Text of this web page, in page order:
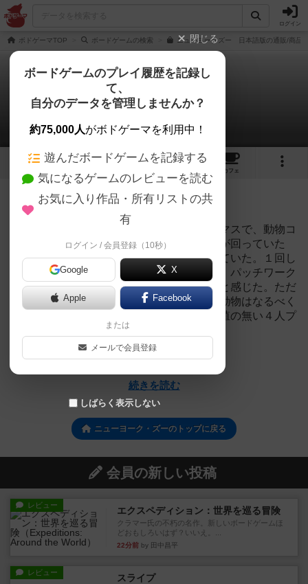
ログイン
ボドゲーマTOP ボードゲームの検索 ニューヨークズー 日本語版の通販/商品
ニューヨーク・ズー
1件のリプレイ日記
11 2 15
カフェ
145名に読まれています
投稿日：2021年05月08日 22時18分
１手番差くらいで勝利した。相手も残り１マスで、動物コ
マも後１個だったので、もし相手まで手番が回っていた
ら、繁殖もしくは動物コマを取られて負けていた。１回し
かプレイしていないので何とも言えないが、パッチワーク
よりは大きいタイルを集めるのは大事かなと感じた。ただ
し、大きいタイルだと繁殖まで遠いので、動物はなるべく
種類を絞り込むのが良さそうだ。（追加繁殖の無い４人プ
レイだと、また戦略も変わると思う）
みなりん A氏 M氏
続きを読む
ニューヨーク・ズーのトップに戻る
会員の新しい投稿
レビュー エクスペディション：世界を巡る冒険
クラマー氏の不朽の名作。新しいボードゲームほ
どおもしろいはず？いいえ。...
22分前 by 田中昌平
レビュー スライプ
閉じる
ボードゲームのプレイ履歴を記録し
て、
自分のデータを管理しませんか？
約75,000人がボドゲーマを利用中！
遊んだボードゲームを記録する
気になるゲームのレビューを読む
お気に入り作品・所有リストの共
有
ログイン / 会員登録（10秒）
Google X
Apple Facebook
または
メールで会員登録
しばらく表示しない